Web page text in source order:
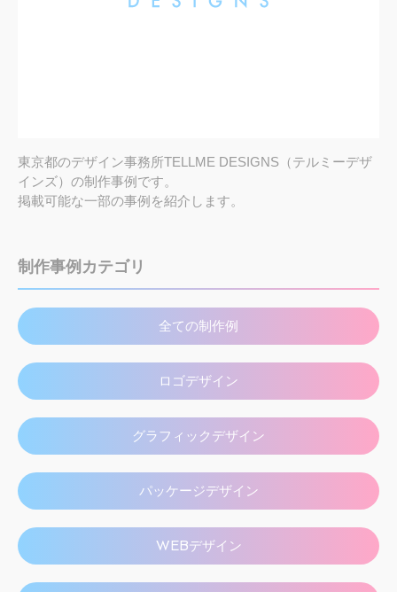
東京都のデザイン事務所TELLME DESIGNS（テルミーデザ
インズ）の制作事例です。
掲載可能な一部の事例を紹介します。
制作事例カテゴリ
全ての制作例
ロゴデザイン
グラフィックデザイン
パッケージデザイン
WEBデザイン